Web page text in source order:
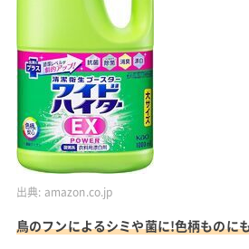
出典: amazon.co.jp
鳥のフンによるシミや菌に!色柄ものに